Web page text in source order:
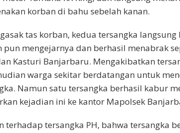
korban di bahu sebelah kanan.
tas korban, kedua tersangka
pun mengejarnya dan berhasil menabrak
Kasturi Banjarbaru. Mengakibatkan
warga sekitar berdatangan untuk
Namun satu tersangka berhasil kabur
kejadian ini ke kantor Mapolsek
terhadap tersangka PH, bahwa tersangka